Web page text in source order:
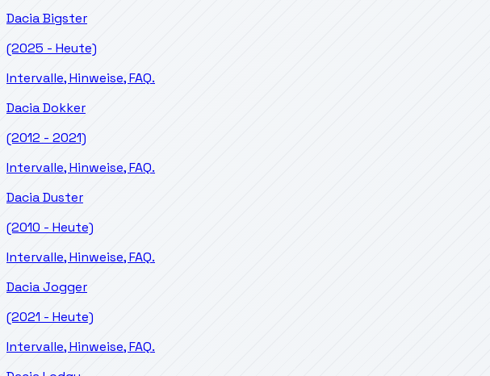
DaciaBigster
(2025 - Heute)
Intervalle, Hinweise, FAQ.
DaciaDokker
(2012 - 2021)
Intervalle, Hinweise, FAQ.
DaciaDuster
(2010 - Heute)
Intervalle, Hinweise, FAQ.
DaciaJogger
(2021 - Heute)
Intervalle, Hinweise, FAQ.